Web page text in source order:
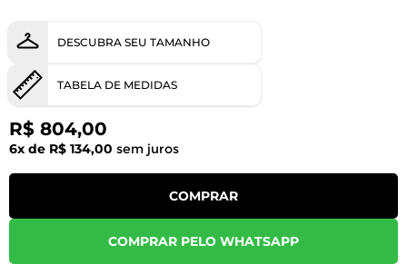
DESCUBRA SEU TAMANHO
TABELA DE MEDIDAS
R$ 804,00
6x de R$ 134,00 sem juros
COMPRAR
COMPRAR PELO WHATSAPP